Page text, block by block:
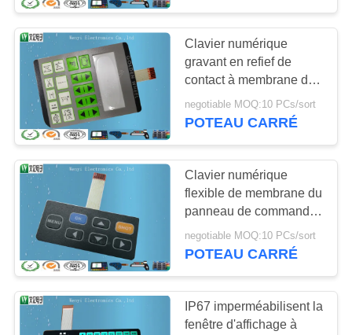
PRIVACY
POLICY
Circuit capacitif de
contact
circuit imprimé
flexible de fpc
11
Clavier numérique
gravant en refief de
contact à membrane de
fenêtre claire d'affichage
à cristaux liquides avec
negotiable MOQ:10 PCs/sort
POTEAU CARRÉ
Clavier numérique
flexible de membrane du
panneau de commande
de membrane de
circuit/carte PCB dôme
negotiable MOQ:10 PCs/sort
POTEAU CARRÉ
IP67 imperméabilisent la
fenêtre d'affichage à